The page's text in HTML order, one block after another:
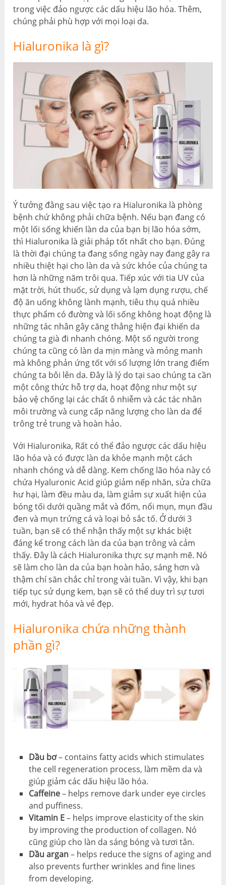
trong việc đảo ngược các dấu hiệu lão hóa. Thêm,
chúng phải phù hợp với mọi loại da.
Hialuronika là gì?
Ý tưởng đằng sau việc tạo ra Hialuronika là phòng
bệnh chứ không phải chữa bệnh. Nếu bạn đang có
một lối sống khiến làn da của bạn bị lão hóa sớm,
thì Hialuronika là giải pháp tốt nhất cho bạn. Đúng
là thời đại chúng ta đang sống ngày nay đang gây ra
nhiều thiệt hại cho làn da và sức khỏe của chúng ta
hơn là những năm trôi qua. Tiếp xúc với tia UV của
mặt trời, hút thuốc, sử dụng và lạm dụng rượu, chế
độ ăn uống không lành mạnh, tiêu thụ quá nhiều
thực phẩm có đường và lối sống không hoạt động là
những tác nhân gây căng thẳng hiện đại khiến da
chúng ta già đi nhanh chóng. Một số người trong
chúng ta cũng có làn da mịn màng và mỏng manh
mà không phản ứng tốt với số lượng lớn trang điểm
chúng ta bôi lên da. Đây là lý do tại sao chúng ta cần
một công thức hỗ trợ da, hoạt động như một sự
bảo vệ chống lại các chất ô nhiễm và các tác nhân
môi trường và cung cấp năng lượng cho làn da để
trông trẻ trung và hoàn hảo.
Với Hialuronika, Rất có thể đảo ngược các dấu hiệu
lão hóa và có được làn da khỏe mạnh một cách
nhanh chóng và dễ dàng. Kem chống lão hóa này có
chứa Hyaluronic Acid giúp giảm nếp nhăn, sửa chữa
hư hại, làm đều màu da, làm giảm sự xuất hiện của
bóng tối dưới quầng mắt và đốm, nổi mụn, mụn đầu
đen và mụn trứng cá và loại bỏ sắc tố. Ở dưới 3
tuần, bạn sẽ có thể nhận thấy một sự khác biệt
đáng kể trong cách làn da của bạn trông và cảm
thấy. Đây là cách Hialuronika thực sự mạnh mẽ. Nó
sẽ làm cho làn da của bạn hoàn hảo, sáng hơn và
thậm chí săn chắc chỉ trong vài tuần. Vì vậy, khi bạn
tiếp tục sử dụng kem, bạn sẽ có thể duy trì sự tươi
mới, hydrat hóa và vẻ đẹp.
Hialuronika chứa những thành
phần gì?
Dầu bơ– contains fatty acids which stimulates
the cell regeneration process, làm mềm da và
giúp giảm các dấu hiệu lão hóa.
Caffeine– helps remove dark under eye circles
and puffiness.
Vitamin E– helps improve elasticity of the skin
by improving the production of collagen. Nó
cũng giúp cho làn da sáng bóng và tươi tắn.
Dầu argan– helps reduce the signs of aging and
also prevents further wrinkles and fine lines
from developing.